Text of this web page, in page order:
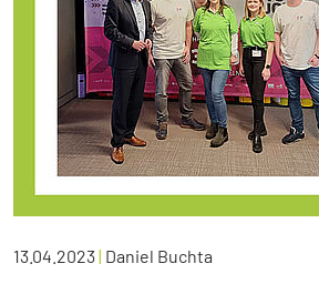
13.04.2023| Daniel Buchta